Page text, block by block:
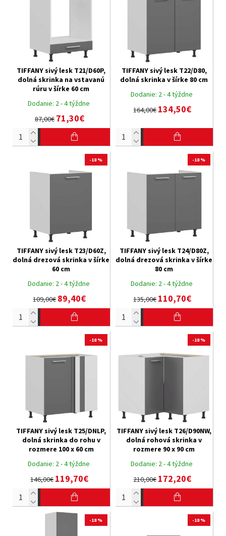
Dodanie: 2 - 4 týždne
TIFFANY sivý lesk T21/D60P,
dolná skrinka na vstavanú
rúru v šírke 60 cm
87,00€ 71,30€
Dodanie: 2 - 4 týždne
TIFFANY sivý lesk T22/D80,
dolná skrinka v šírke 80 cm
164,00€134,50€
-18 %
Dodanie: 2 - 4 týždne
TIFFANY sivý lesk T23/D60Z,
dolná drezová skrinka v šírke
60 cm
109,00€89,40€
-18 %
Dodanie: 2 - 4 týždne
TIFFANY sivý lesk T24/D80Z,
dolná drezová skrinka v šírke
80 cm
135,00€110,70€
-18 %
Dodanie: 2 - 4 týždne
TIFFANY sivý lesk T25/DNLP,
dolná skrinka do rohu v
rozmere 100 x 60 cm
146,00€119,70€
-18 %
Dodanie: 2 - 4 týždne
TIFFANY sivý lesk T26/D90NW,
dolná rohová skrinka v
rozmere 90 x 90 cm
210,00€172,20€
-18 % -18 %